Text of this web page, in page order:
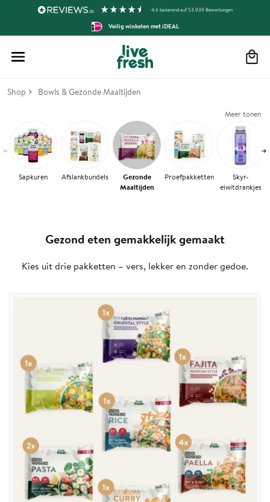
4,6basierend auf53.939 Bewertungen
Veilig winkelen met iDEAL
Shop Bowls & Gezonde Maaltijden
Meer tonen
Sapkuren Afslankbundels
Gezonde
Maaltijden
Proefpakketten
Skyr-
eiwitdrankjes
Gezond eten gemakkelijk gemaakt
Kies uit drie pakketten – vers, lekker en zonder gedoe.